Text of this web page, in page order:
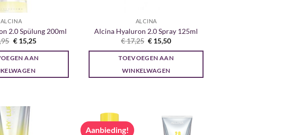
ALCINA
2.0 Spülung 200ml
Oorspronkelijke
was:
€ 16,95.
€15,25Huidige
is:
€ 15,25.
AAN
ALCINA
Alcina Hyaluron 2.0 Spray 125ml
€17,25 Oorspronkelijke
prijs
was:
€ 17,25.
€ 15,50Huidige
is:
€ 15,50.
TOEVOEGEN AAN
WINKELWAGEN
Aanbieding!